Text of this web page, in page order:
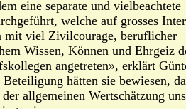
eine separate und vielbeachtete
welche auf grosses
mit viel Zivilcourage, beruflicher
Wissen, Können und Ehrgeiz
angetreten», erklärt
hätten sie bewiesen,
allgemeinen Wertschätzung